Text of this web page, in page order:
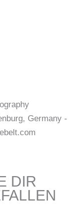
Germany -
DIR